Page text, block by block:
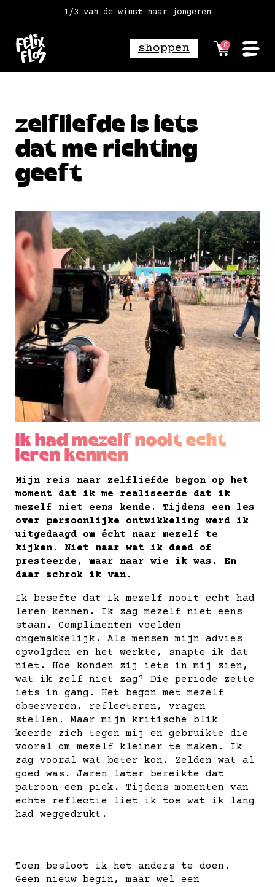
vóór 18:00 besteld = morgen in huis
1/3 van de winst naar jongeren
gratis verzending vanaf 2 paar*
shoppen 0
zelfliefde is iets
dat me richting
geeft
ik had mezelf nooit echt
leren kennen
Mijn reis naar zelfliefde begon op het
moment dat ik me realiseerde dat ik
mezelf niet eens kende. Tijdens een les
over persoonlijke ontwikkeling werd ik
uitgedaagd om écht naar mezelf te
kijken. Niet naar wat ik deed of
presteerde, maar naar wie ik was. En
daar schrok ik van.
Ik besefte dat ik mezelf nooit echt had
leren kennen. Ik zag mezelf niet eens
staan. Complimenten voelden
ongemakkelijk. Als mensen mijn advies
opvolgden en het werkte, snapte ik dat
niet. Hoe konden zij iets in mij zien,
wat ik zelf niet zag? Die periode zette
iets in gang. Het begon met mezelf
observeren, reflecteren, vragen
stellen. Maar mijn kritische blik
keerde zich tegen mij en gebruikte die
vooral om mezelf kleiner te maken. Ik
zag vooral wat beter kon. Zelden wat al
goed was. Jaren later bereikte dat
patroon een piek. Tijdens momenten van
echte reflectie liet ik toe wat ik lang
had weggedrukt.
Toen besloot ik het anders te doen.
Geen nieuw begin, maar wel een